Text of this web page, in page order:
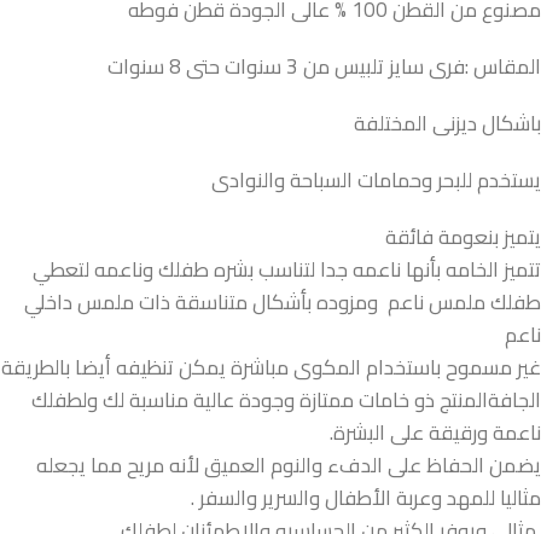
مصنوع من القطن 100 % عالى الجودة قطن فوطه
المقاس :فرى سايز تلبيس من 3 سنوات حتى 8 سنوات
باشكال ديزنى المختلفة
يستخدم للبحر وحمامات السباحة والنوادى
يتميز بنعومة فائقة
تتميز الخامه بأنها ناعمه جدا لتناسب بشره طفلك وناعمه لتعطي
طفلك ملمس ناعم ومزوده بأشكال متناسقة ذات ملمس داخلي
ناعم
غير مسموح باستخدام المكوى مباشرة يمكن تنظيفه أيضا بالطريقة
الجافةالمنتج ذو خامات ممتازة وجودة عالية مناسبة لك ولطفلك
ناعمة ورقيقة على البشرة.
يضمن الحفاظ على الدفء والنوم العميق لأنه مريح مما يجعله
مثاليا للمهد وعربة الأطفال والسرير والسفر .